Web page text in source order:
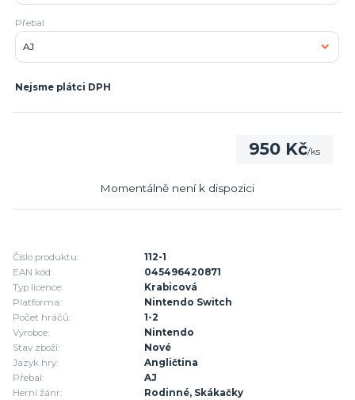
Přebal
Nejsme plátci DPH
950 Kč/ks
Momentálně není k dispozici
Číslo produktu:
112-1
EAN kód:
045496420871
Typ licence:
Krabicová
Platforma:
Nintendo Switch
Počet hráčů:
1-2
Výrobce:
Nintendo
Stav zboží:
Nové
Jazyk hry:
Angličtina
Přebal:
AJ
Herní žánr:
Rodinné, Skákačky